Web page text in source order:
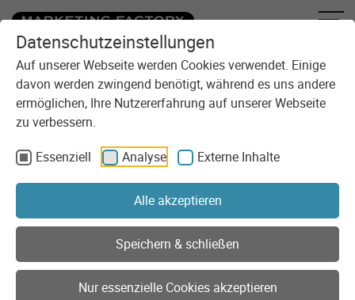
Datenschutzeinstellungen
Auf unserer Webseite werden Cookies verwendet. Einige
davon werden zwingend benötigt, während es uns andere
ermöglichen, Ihre Nutzererfahrung auf unserer Webseite
zu verbessern.
Essenziell
Analyse Externe Inhalte
Alle akzeptieren
Speichern & schließen
Nur essenzielle Cookies akzeptieren
Zum Inhalt springen
Sie sind here:
Der Tech Stack der Marketing
Factory